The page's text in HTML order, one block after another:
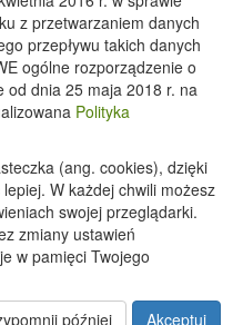
Lubelskiego w Lublinie
Gminy Wyryki
z przetwarzaniem danych
przepływu takich danych
ogólne rozporządzenie o
od dnia 25 maja 2018 r. na
Polityka
(ang. cookies), dzięki
W każdej chwili możesz
swojej przeglądarki.
zmiany ustawień
w pamięci Twojego
Akceptuj
później